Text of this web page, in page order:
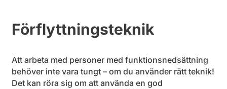
Förflyttningsteknik
Att arbeta med personer med funktionsnedsättning
behöver inte vara tungt – om du använder rätt teknik!
Det kan röra sig om att använda en god